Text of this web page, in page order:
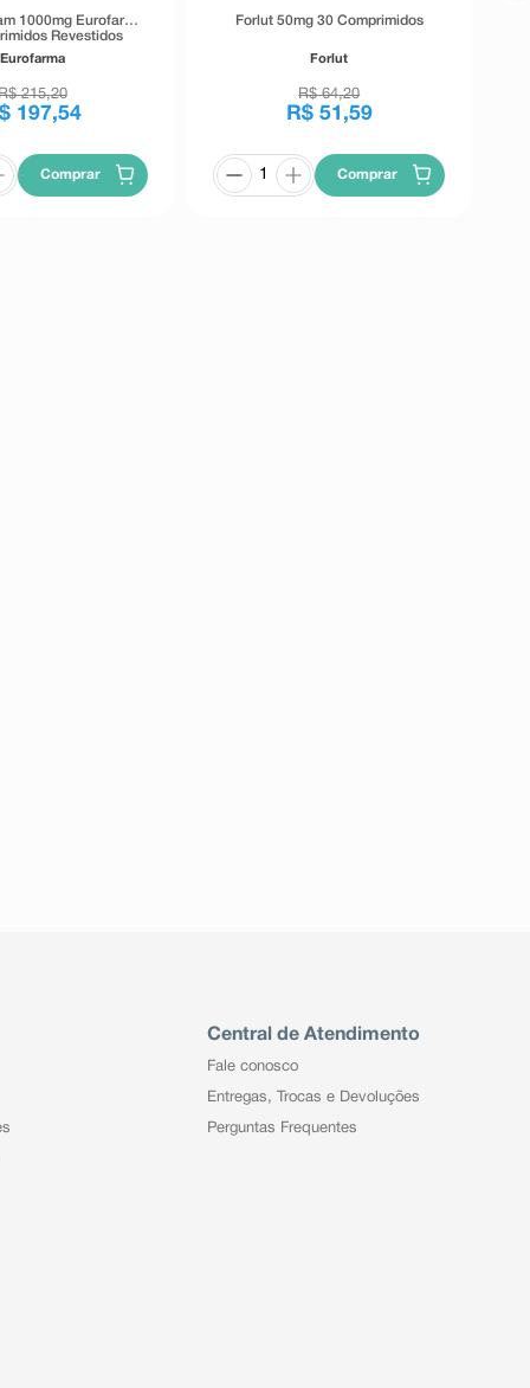
1000mg Eurofarma
Revestidos
Eurofarma
215,20
197,54
Comprar
Forlut 50mg 30 Comprimidos
Forlut
R$ 64,20
R$ 51 ,59
Comprar
Central de Atendimento
Fale conosco
Entregas, Trocas e Devoluções
Perguntas Frequentes